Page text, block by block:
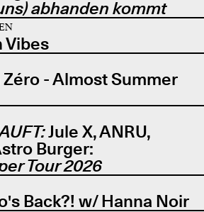
abhanden kommt
Vibes
- Almost Summer
Jule X, ANRU,
Burger:
Tour 2026
Back?! w/ Hanna Noir